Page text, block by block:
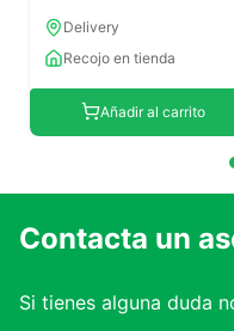
Delivery
Recojo en tienda
Añadir al carrito
Contacta un
Si tienes alguna duda